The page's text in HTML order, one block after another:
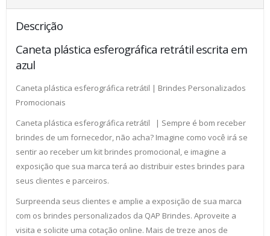
Descrição
Caneta plástica esferográfica retrátil escrita em
azul
Caneta plástica esferográfica retrátil | Brindes Personalizados
Promocionais
Caneta plástica esferográfica retrátil | Sempre é bom receber
brindes de um fornecedor, não acha? Imagine como você irá se
sentir ao receber um kit brindes promocional, e imagine a
exposição que sua marca terá ao distribuir estes brindes para
seus clientes e parceiros.
Surpreenda seus clientes e amplie a exposição de sua marca
com os brindes personalizados da QAP Brindes. Aproveite a
visita e solicite uma cotação online. Mais de treze anos de